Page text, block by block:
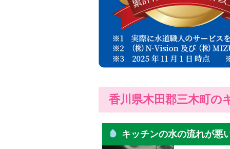
香川県木田郡三木町の
キッチンの水の流れが悪